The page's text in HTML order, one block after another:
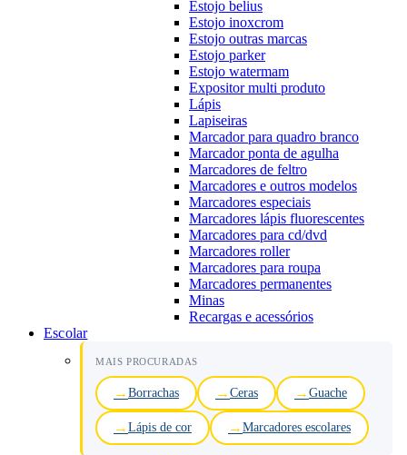
Estojo belius
Estojo inoxcrom
Estojo outras marcas
Estojo parker
Estojo watermam
Expositor multi produto
Lápis
Lapiseiras
Marcador para quadro branco
Marcador ponta de agulha
Marcadores de feltro
Marcadores e outros modelos
Marcadores especiais
Marcadores lápis fluorescentes
Marcadores para cd/dvd
Marcadores roller
Marcadores para roupa
Marcadores permanentes
Minas
Recargas e acessórios
Escolar
MAIS PROCURADAS
Borrachas Ceras Guache
Lápis de cor Marcadores escolares